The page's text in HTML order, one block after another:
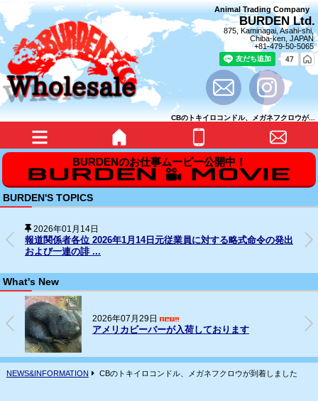
Animal Trading Company
BURDEN Ltd.
875, Kaminagai, Asahi-shi,
Chiba-ken, JAPAN
+81-479-50-5065
CBのトキイロコンドル、メガネフクロウが...
BURDEN'S TOPICS
2025年12月31日
SNS上の名誉毀損行為に対する法的措置の経過について
What's New
2026年07月16日
フェレット(ヨーロッパCB)の輸入
NEWS&INFORMATION CBのトキイロコンドル、メガネフクロウが到着しました